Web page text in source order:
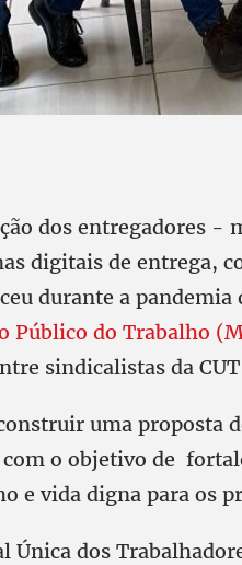
dos entregadores
digitais de entrega,
durante a
Público do Trabalho
sindicalistas da
uma proposta
o objetivo de
e vida digna para os
Única dos